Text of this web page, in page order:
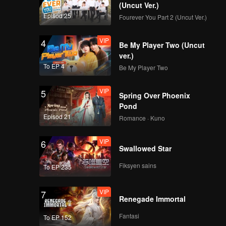
untuk
Episod 25
(Uncut Ver.)
Fourever You Part 2 (Uncut Ver.)
4
To EP 4
VIP
Be My Player Two (Uncut
ver.)
Be My Player Two
5
Episod 21
VIP
Spring Over Phoenix
Pond
Romance · Kuno
6
To EP 235
VIP
Swallowed Star
Fiksyen sains
7
To EP 152
VIP
Renegade Immortal
Fantasi